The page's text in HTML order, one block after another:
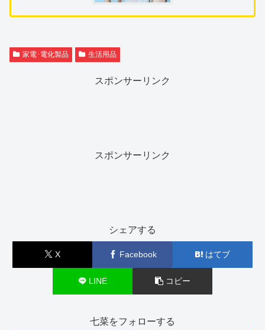
家電･電化製品 生活用品
スポンサーリンク
スポンサーリンク
シェアする
X Facebook はてブ
LINE コピー
七菜をフォローする